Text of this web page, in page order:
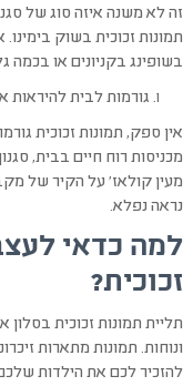
זה לא משנה איזה סוג של
תמונות זכוכית בשוק
בשופינג בקניונים או בכמה
גורמות לבית להיראות
אין ספק, תמונות זכוכית
מכניסות רוח חיים בבית,
מעין קולאז' על הקיר של
נראה נפלא.
למה כדאי
זכוכית?
תליית תמונות זכוכית
ונוחות. תמונות מתארות
להזכיר לכם את הילדות